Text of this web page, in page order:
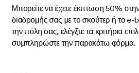
Μπορείτε να έχετε έκπτωση 50%
διαδρομής σας με το σκούτερ ή το e-
την πόλη σας, ελέγξτε τα κριτήρια
συμπληρώστε την παρακάτω φόρμα.